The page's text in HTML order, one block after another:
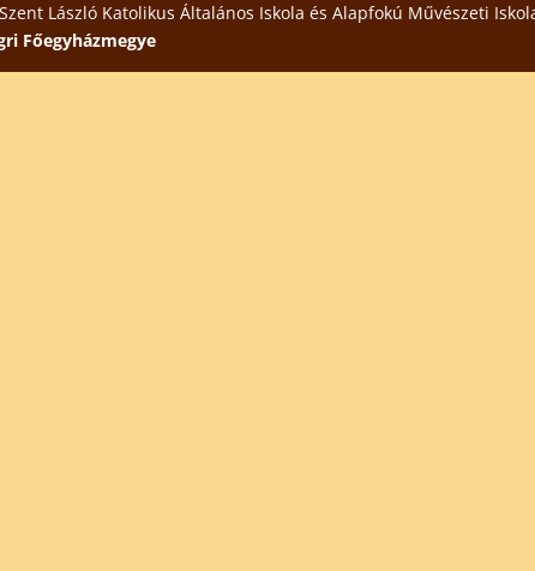
László Katolikus Általános Iskola és Alapfokú Művészeti
Főegyházmegye